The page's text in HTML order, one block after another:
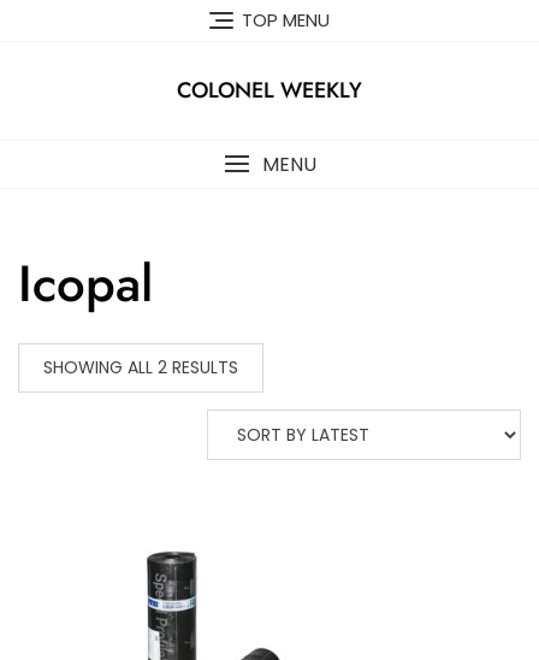
TOP MENU
COLONEL WEEKLY
MENU
Icopal
SHOWING ALL 2 RESULTS